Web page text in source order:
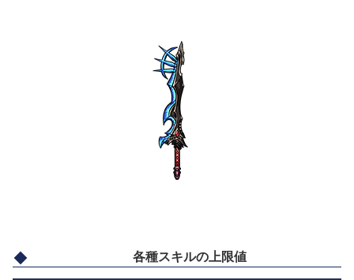
各種スキルの上限値